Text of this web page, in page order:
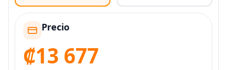
Precio
₡13 677